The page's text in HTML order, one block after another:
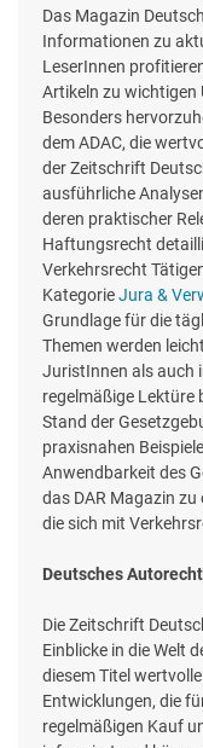
Das Magazin
Informationen zu
LeserInnen
Artikeln zu wichtigen
Besonders
dem ADAC, die
der Zeitschrift
ausführliche
deren praktischer
Haftungsrecht
Verkehrsrecht
KategorieJura &
Grundlage für die
Themen werden
JuristInnen als auch
regelmäßige Lektüre
Stand der
praxisnahen
Anwendbarkeit des
das DAR Magazin
die sich mit
Deutsches
Die Zeitschrift
Einblicke in die Welt
diesem Titel
Entwicklungen, die
regelmäßigen Kauf